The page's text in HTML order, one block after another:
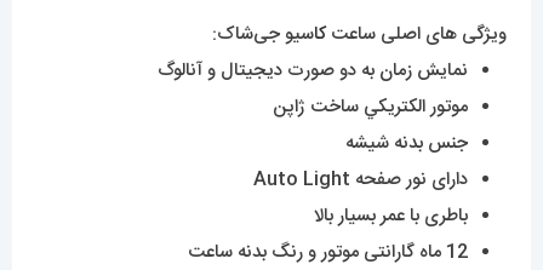
ویژگی های اصلی ساعتکاسیو جی‌شاک:
نمایش زمان به دو صورت دیجیتال و آنالوگ
موتور الکتريکي ساخت ژاپن
جنس بدنه شیشه
دارای نور صفحه Auto Light
باطری با عمر بسیار بالا
12 ماه گارانتی موتور و رنگ بدنه ساعت